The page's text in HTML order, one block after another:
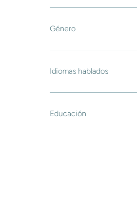
Género
Idiomas hablados
Educación